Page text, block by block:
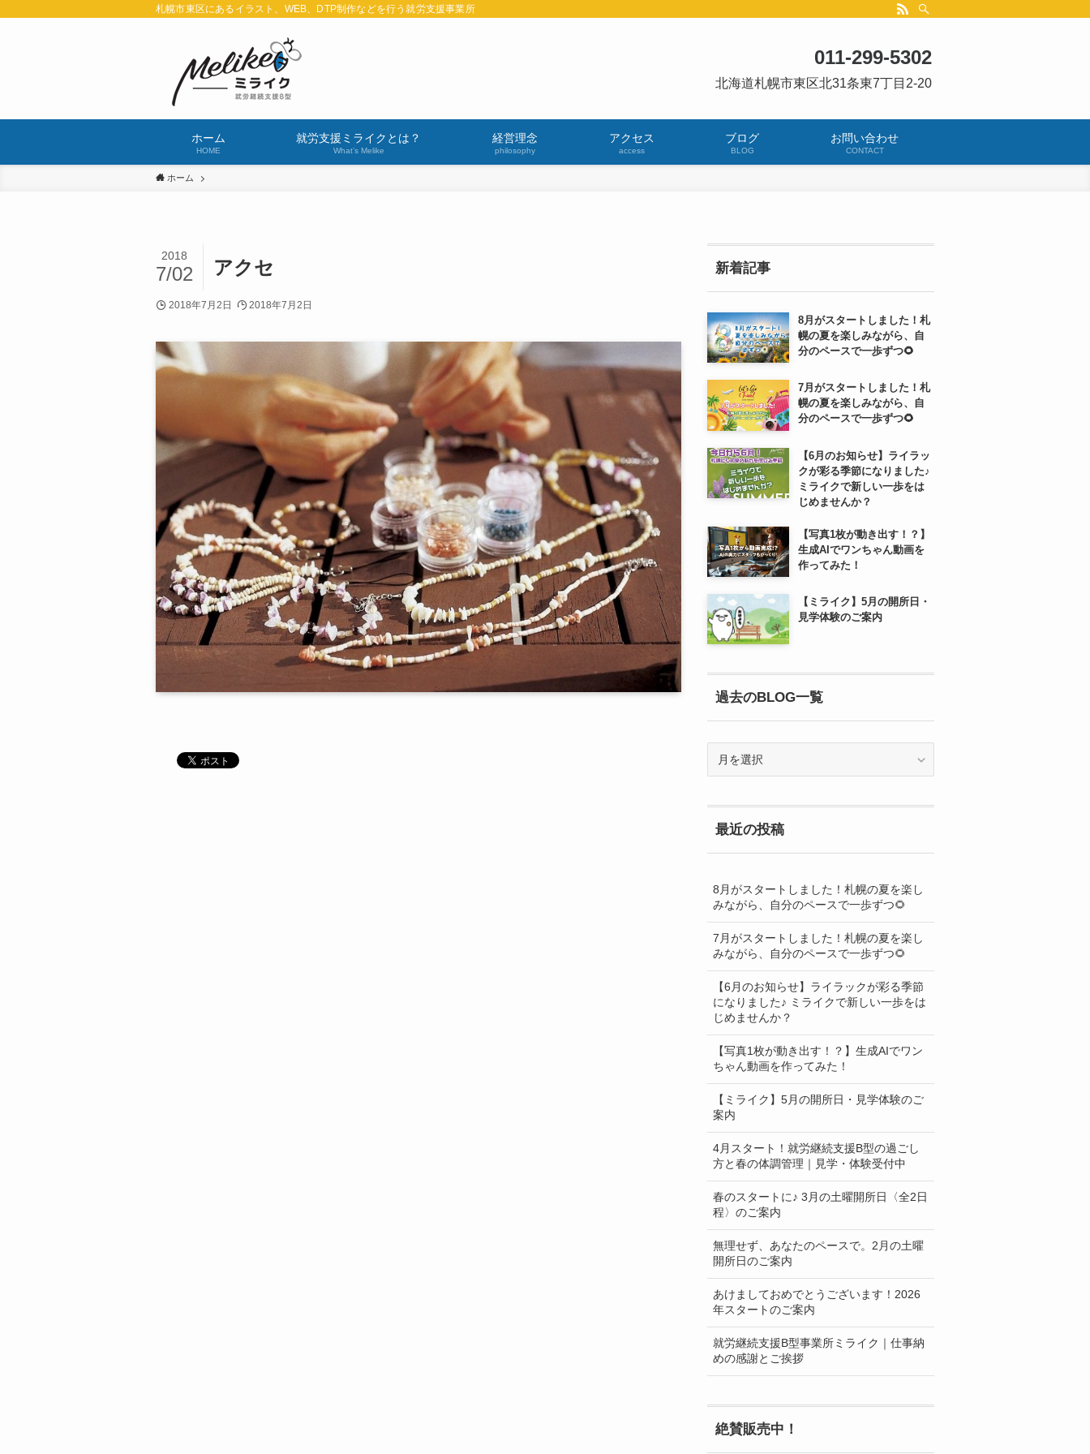
札幌市東区にあるイラスト、WEB、DTP制作などを行う就労支援事業所
ホーム
HOME
就労支援ミライクとは？
What’s Melike
経営理念
philosophy
アクセス
access
ブログ
BLOG
お問い合わせ
CONTACT
011-299-5302
北海道札幌市東区北31条東7丁目2-20
ホーム
アクセ
2018
7/02
2018年7月2日 2018年7月2日
新着記事
8月がスタートしました！札
幌の夏を楽しみながら、自
分のペースで一歩ずつ🌻
7月がスタートしました！札
幌の夏を楽しみながら、自
分のペースで一歩ずつ🌻
【6月のお知らせ】ライラッ
クが彩る季節になりました♪
ミライクで新しい一歩をは
じめませんか？
【写真1枚が動き出す！？】
生成AIでワンちゃん動画を
作ってみた！
【ミライク】5月の開所日・
見学体験のご案内
過去のBLOG一覧
BLOG
覧
最近の投稿
8月がスタートしました！札幌の夏を楽し
みながら、自分のペースで一歩ずつ🌻
7月がスタートしました！札幌の夏を楽し
みながら、自分のペースで一歩ずつ🌻
【6月のお知らせ】ライラックが彩る季節
になりました♪ ミライクで新しい一歩をは
じめませんか？
【写真1枚が動き出す！？】生成AIでワン
ちゃん動画を作ってみた！
【ミライク】5月の開所日・見学体験のご
案内
4月スタート！就労継続支援B型の過ごし
方と春の体調管理｜見学・体験受付中
春のスタートに♪ 3月の土曜開所日〈全2日
程〉のご案内
無理せず、あなたのペースで。2月の土曜
開所日のご案内
あけましておめでとうございます！2026
年スタートのご案内
就労継続支援B型事業所ミライク｜仕事納
めの感謝とご挨拶
絶賛販売中！